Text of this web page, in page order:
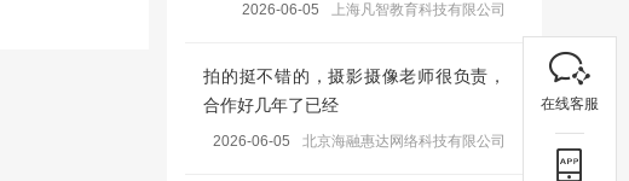
2026-06-05 上海凡智教育科技有限公司
拍的挺不错的，摄影摄像老师很负责，
合作好几年了已经
2026-06-05 北京海融惠达网络科技有限公司
在线客服